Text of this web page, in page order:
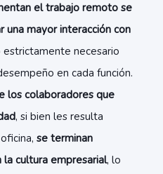
el trabajo remoto se
mayor interacción con
necesario
en cada función.
los colaboradores que
, si bien les resulta
se terminan
cultura empresarial, lo